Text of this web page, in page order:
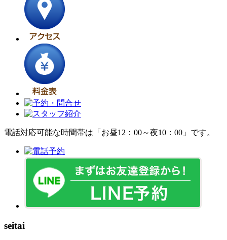
電話対応可能な時間帯は「お昼12：00～夜10：00」です。
seitai